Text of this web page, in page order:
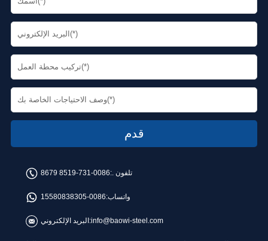
تلفون .:0086-731-8519 8679
واتساب:0086-15580838305
البريد الإلكتروني:info@baowi-steel.com